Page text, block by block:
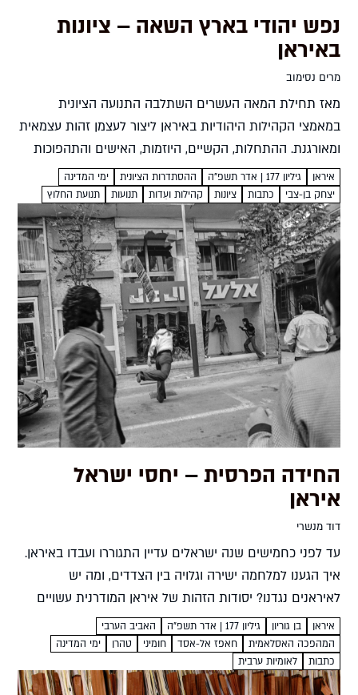
נפש יהודי בארץ השאה – ציונות
באיראן
מרים נסימוב
מאז תחילת המאה העשרים השתלבה התנועה הציונית
במאמצי הקהילות היהודיות באיראן ליצור לעצמן זהות עצמאית
ומאורגנת. ההתחלות, הקשיים, היוזמות, האישים והתהפוכות
מרים נסימוב במאה ה-19 שלטה באיראן השושלת הקאג'ארית,
ומלכיה הובילו רפורמות בתחומי הצבא, הממשל...
איראן גיליון 177 | אדר תשפ"ה ההסתדרות הציונית
ימי המדינה
יצחק בן-צבי
כתבות ציונות קהילות ועֵדות תנועות תנועת החלוץ
החידה הפרסית – יחסי ישראל
איראן
דוד מנשרי
עד לפני כחמישים שנה ישראלים עדיין התגוררו ועבדו באיראן.
איך הגענו למלחמה ישירה וגלויה בין הצדדים, ומה יש
לאיראנים נגדנו? יסודות הזהות של איראן המודרנית עשויים
לספק הסברים דוד מנשרי המהפכה האסלאמית שהתחוללה
ב-1979 הייתה...
איראן בן גוריון גיליון 177 | אדר תשפ"ה
האביב הערבי
המהפכה האסלאמית
חאפז אל-אסד חומיני טהרן
ימי המדינה
כתבות
לאומיות ערבית